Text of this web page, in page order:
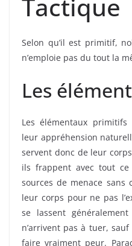
Tactique
Selon qu’il est primitif,
n’emploie pas du tout la
Les
Les élémentaux
leur appréhension
servent donc de leur
ils frappent avec tout
sources de menace
leur corps pour ne pas
se lassent
n’arrivent pas à tuer,
faire vraiment peur.